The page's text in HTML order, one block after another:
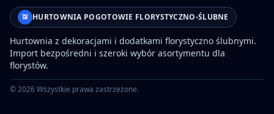
HURTOWNIA POGOTOWIE FLORYSTYCZNO-ŚLUBNE
Hurtownia z dekoracjami i dodatkami florystyczno ślubnymi.
Import bezpośredni i szeroki wybór asortymentu dla
florystów.
©2026Wszystkie prawa zastrzeżone.